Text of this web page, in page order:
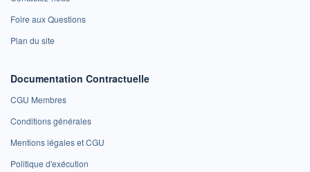
Foire aux Questions
Plan du site
Documentation Contractuelle
CGU Membres
Conditions générales
Mentions légales et CGU
Politique d'exécution